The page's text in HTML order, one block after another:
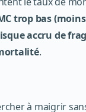
trop bas
accru de
.
à maigrir